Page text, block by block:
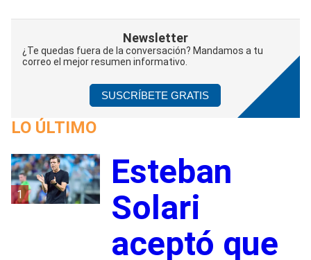
Newsletter
¿Te quedas fuera de la conversación? Mandamos a tu
correo el mejor resumen informativo.
SUSCRÍBETE GRATIS
LO ÚLTIMO
1
Esteban
Solari
aceptó que